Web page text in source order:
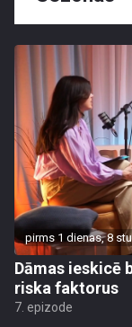
pirms 1 dienas, 8
Dāmas ieskicē
riska faktorus
7. epizode